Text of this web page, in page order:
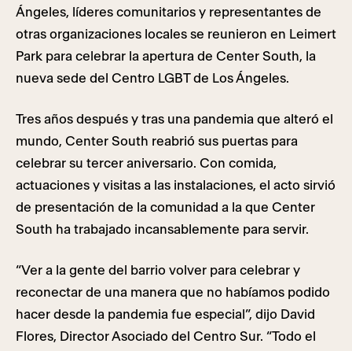
Ángeles, líderes comunitarios y representantes de
otras organizaciones locales se reunieron en Leimert
Park para celebrar la apertura de Center South, la
nueva sede del Centro LGBT de Los Ángeles.
Tres años después y tras una pandemia que alteró el
mundo, Center South reabrió sus puertas para
celebrar su tercer aniversario. Con comida,
actuaciones y visitas a las instalaciones, el acto sirvió
de presentación de la comunidad a la que Center
South ha trabajado incansablemente para servir.
“Ver a la gente del barrio volver para celebrar y
reconectar de una manera que no habíamos podido
hacer desde la pandemia fue especial”, dijo David
Flores, Director Asociado del Centro Sur. “Todo el